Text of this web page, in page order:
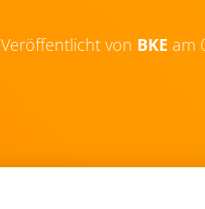
Veröffentlicht von BKE am